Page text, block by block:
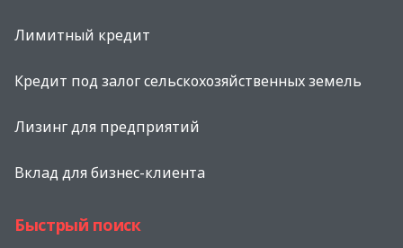
Лимитный кредит
Кредит под залог сельскохозяйственных земель
Лизинг для предприятий
Вклад для бизнес-клиента
Быстрый поиск